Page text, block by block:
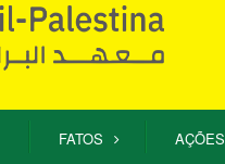
FATOS AÇÕES